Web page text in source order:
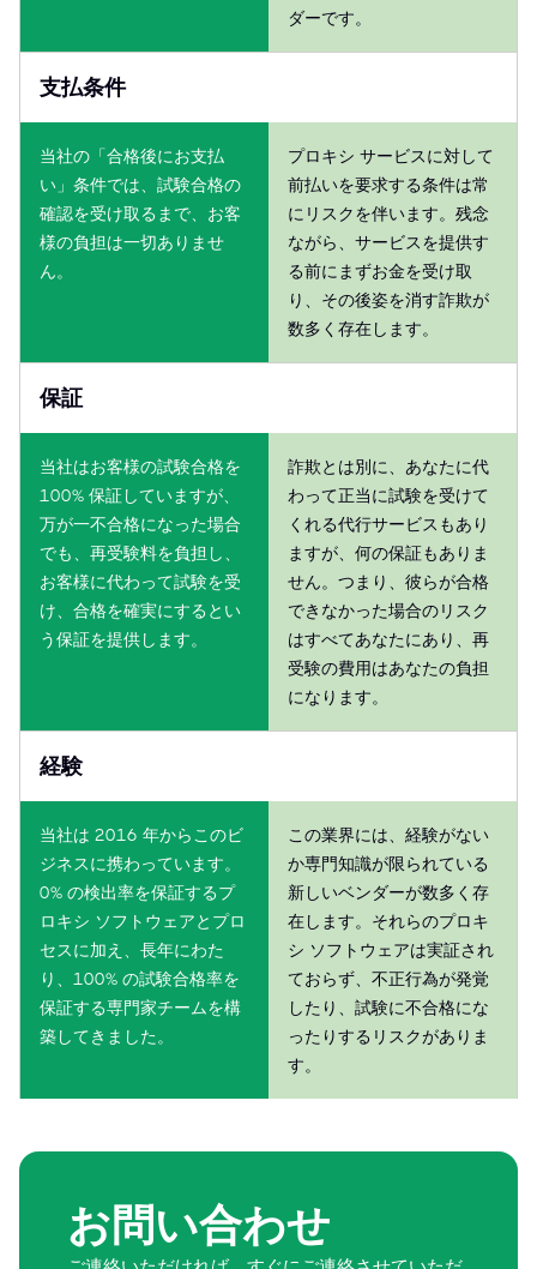
ダーです。
支払条件
当社の「合格後にお支払
い」条件では、試験合格の
確認を受け取るまで、お客
様の負担は一切ありませ
ん。
プロキシ サービスに対して
前払いを要求する条件は常
にリスクを伴います。残念
ながら、サービスを提供す
る前にまずお金を受け取
り、その後姿を消す詐欺が
数多く存在します。
保証
当社はお客様の試験合格を
100% 保証していますが、
万が一不合格になった場合
でも、再受験料を負担し、
お客様に代わって試験を受
け、合格を確実にするとい
う保証を提供します。
詐欺とは別に、あなたに代
わって正当に試験を受けて
くれる代行サービスもあり
ますが、何の保証もありま
せん。つまり、彼らが合格
できなかった場合のリスク
はすべてあなたにあり、再
受験の費用はあなたの負担
になります。
経験
当社は 2016 年からこのビ
ジネスに携わっています。
0% の検出率を保証するプ
ロキシ ソフトウェアとプロ
セスに加え、長年にわた
り、100% の試験合格率を
保証する専門家チームを構
築してきました。
この業界には、経験がない
か専門知識が限られている
新しいベンダーが数多く存
在します。それらのプロキ
シ ソフトウェアは実証され
ておらず、不正行為が発覚
したり、試験に不合格にな
ったりするリスクがありま
す。
お問い合わせ